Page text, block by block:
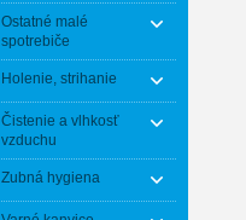
Ostatné malé
spotrebiče
Holenie, strihanie
Čistenie a vlhkosť
vzduchu
Zubná hygiena